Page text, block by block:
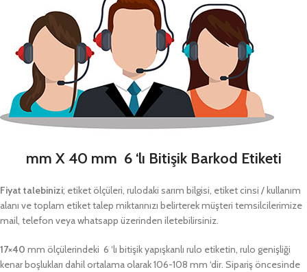
mm X 40 mm 6 ‘lı Bitişik Barkod Etiketi
Fiyat talebinizi; etiket ölçüleri, rulodaki sarım bilgisi, etiket cinsi / kullanım
alanı ve toplam etiket talep miktarınızı belirterek müşteri temsilcilerimize
mail, telefon veya whatsapp üzerinden iletebilirsiniz.
17×40 mm ölçülerindeki 6 ‘lı bitişik yapışkanlı rulo etiketin, rulo genişliği
kenar boşlukları dahil ortalama olarak 106-108 mm ‘dir. Sipariş öncesinde